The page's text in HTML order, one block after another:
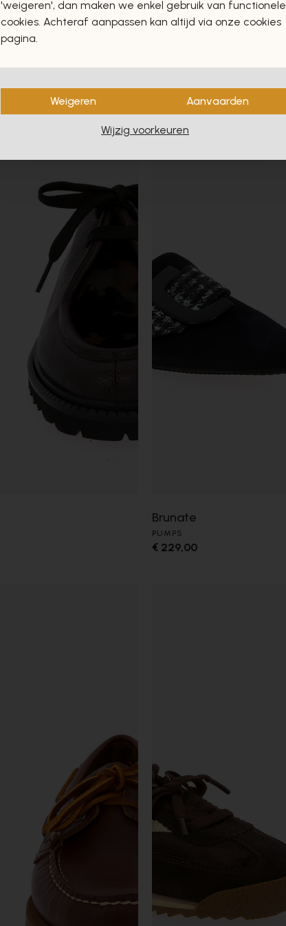
Brunate
PUMPS
€ 229,00
'weigeren', dan maken we enkel gebruik van functionele
cookies. Achteraf aanpassen kan altijd via onze cookies
pagina.
Weigeren Aanvaarden
Wijzig voorkeuren